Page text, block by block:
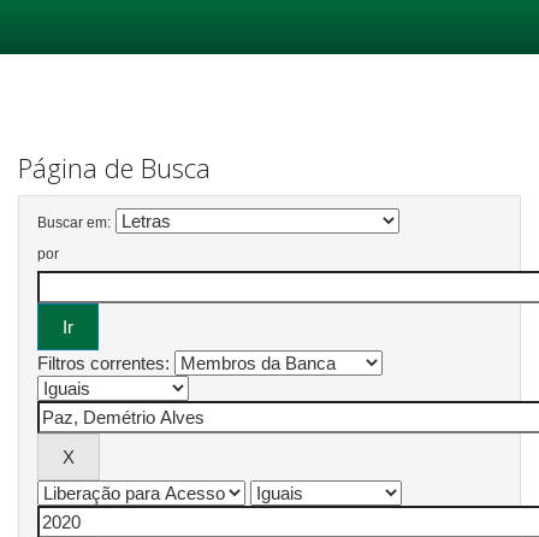
Página de Busca
Buscar em:
por
Filtros correntes: